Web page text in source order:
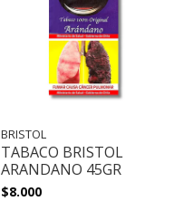
BRISTOL
TABACO BRISTOL
ARANDANO 45GR
$8.000